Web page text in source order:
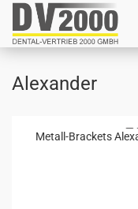
Alexander
Metall-​​Bra­ckets